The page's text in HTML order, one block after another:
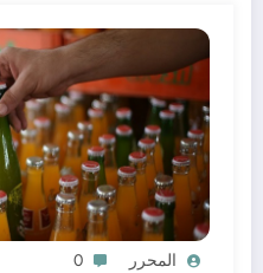
المحرر 0